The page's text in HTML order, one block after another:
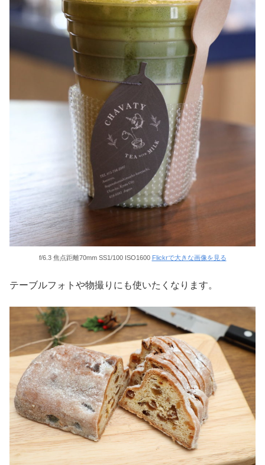
f/6.3 焦点距離70mm SS1/100 ISO1600 Flickrで大きな画像を見る
テーブルフォトや物撮りにも使いたくなります。